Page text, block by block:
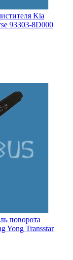
Kia
93303-8D000
поворота
Yong Transstar